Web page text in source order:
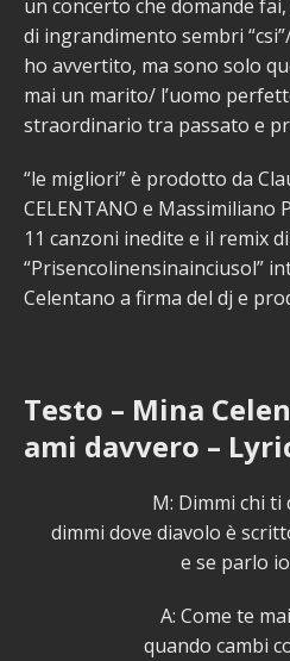
un concerto che domande
di ingrandimento sembri
ho avvertito, ma sono solo
mai un marito/ l’uomo
straordinario tra passato e
“le migliori” è prodotto da
CELENTANO e Massimiliano
11 canzoni inedite e il remix di
“Prisencolinensinainciusol”
Celentano a firma del dj e
Testo – Mina
ami davvero –
M: Dimmi chi
dimmi dove diavolo è
e se parlo
A: Come te
quando cambi